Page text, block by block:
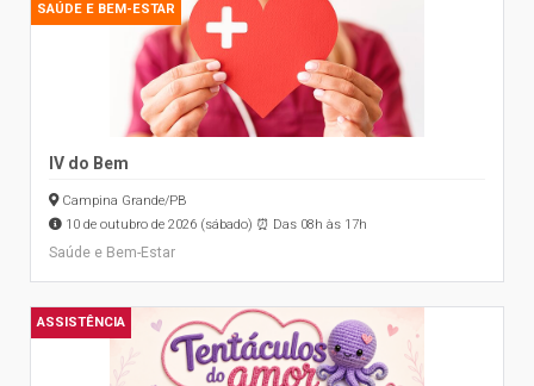
SAÚDE E BEM-ESTAR
IV do Bem
Campina Grande/PB
10 de outubro de 2026 (sábado) ⏰ Das 08h às 17h
Saúde e Bem-Estar
ASSISTÊNCIA